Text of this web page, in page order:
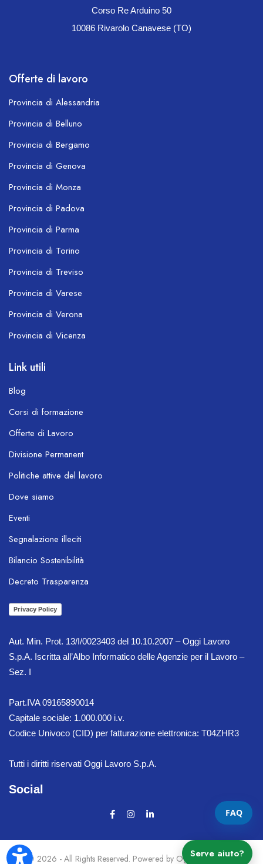
Corso Re Arduino 50
10086 Rivarolo Canavese (TO)
Offerte di lavoro
Provincia di Alessandria
Provincia di Belluno
Provincia di Bergamo
Provincia di Genova
Provincia di Monza
Provincia di Padova
Provincia di Parma
Provincia di Torino
Provincia di Treviso
Provincia di Varese
Provincia di Verona
Provincia di Vicenza
Link utili
Blog
Corsi di formazione
Offerte di Lavoro
Divisione Permanent
Politiche attive del lavoro
Dove siamo
Eventi
Segnalazione illeciti
Bilancio Sostenibilità
Decreto Trasparenza
Privacy Policy
Aut. Min. Prot. 13/I/0023403 del 10.10.2007 – Oggi Lavoro
S.p.A. Iscritta all’Albo Informatico delle Agenzie per il Lavoro –
Sez. I
Part.IVA 09165890014
Capitale sociale: 1.000.000 i.v.
Codice Univoco (CID) per fatturazione elettronica: T04ZHR3
Tutti i diritti riservati Oggi Lavoro S.p.A.
Social
© 2026 - All Rights Reserved. Powered by Oggi Lavoro Spa
FAQ
Serve aiuto?
OL Chatbot